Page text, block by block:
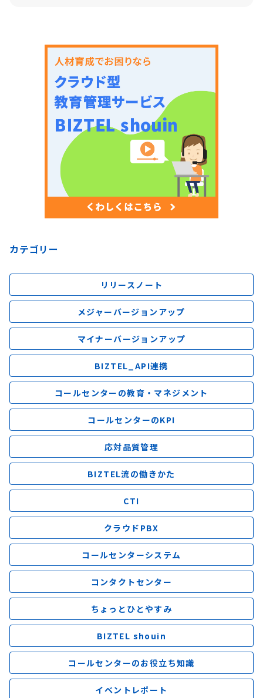
カテゴリー
リリースノート
メジャーバージョンアップ
マイナーバージョンアップ
BIZTEL_API連携
コールセンターの教育・マネジメント
コールセンターのKPI
応対品質管理
BIZTEL流の働きかた
CTI
クラウドPBX
コールセンターシステム
コンタクトセンター
ちょっとひとやすみ
BIZTEL shouin
コールセンターのお役立ち知識
イベントレポート